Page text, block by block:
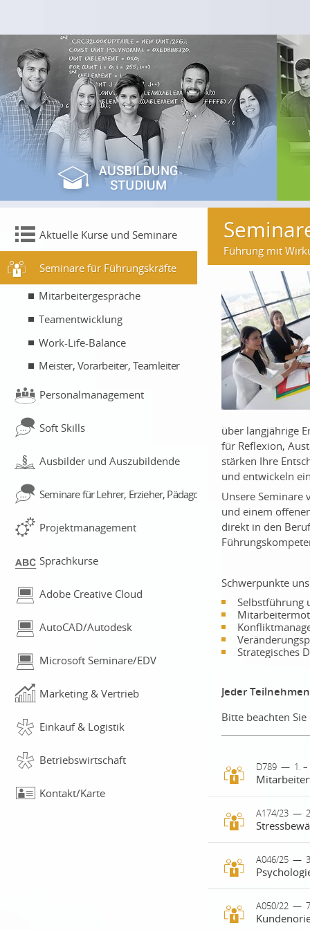
Aktuelle Kurse und Seminare
Seminare für Führungskräfte
Mitarbeitergespräche
Teamentwicklung
Work-Life-Balance
Meister, Vorarbeiter, Teamleiter
Personalmanagement
Soft Skills
Ausbilder und Auszubildende
Seminare für Lehrer, Erzieher, Pädagogen
Projektmanagement
Sprachkurse
Adobe Creative Cloud
AutoCAD/Autodesk
Microsoft Seminare/EDV
Marketing & Vertrieb
Einkauf & Logistik
Betriebswirtschaft
Kontakt/Karte
Führung mit
über langjährige
für Reflexion,
stärken Ihre
und entwickeln
Unsere
und einem
direkt in den
Schwerpunkte
Selbstführung
Strategisches
Jeder
Bitte beachten
D789 — 1.
Motivierte
zum
Sie, wie
Motivation
Sie setzen
praxisnahe
Dabei
Mittelpunkt.
A174/23 —
Stress
Dauerhafte
und das
lernen die
frühzeitig
A046/25 —
Führung ist
treffen.
A050/22 —